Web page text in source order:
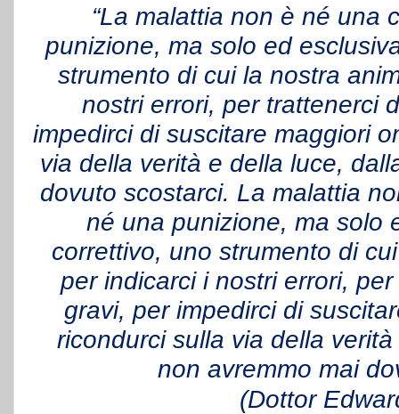
“La malattia non è né una
punizione, ma solo ed
strumento di cui la nostra
nostri errori, per trattenerci
impedirci di suscitare maggiori
via della verità e della luce,
dovuto scostarci. La malattia
né una punizione, ma solo
correttivo, uno strumento di
per indicarci i nostri errori,
gravi, per impedirci di
ricondurci sulla via della
non avremmo mai
(Dottor